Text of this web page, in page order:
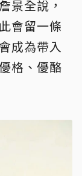
景全說，
會留一條
成為帶入
格、優酪